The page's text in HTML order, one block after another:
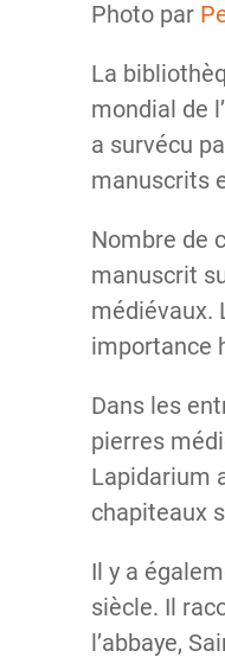
Photo par
La
mondial de
a survécu
manuscrits
Nombre de
manuscrit
médiévaux.
importance
Dans les
pierres
Lapidarium
chapiteaux
Il y a
siècle. Il
l’abbaye,